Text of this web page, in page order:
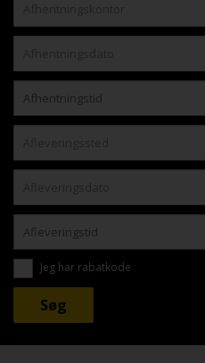
Jeg har rabatkode